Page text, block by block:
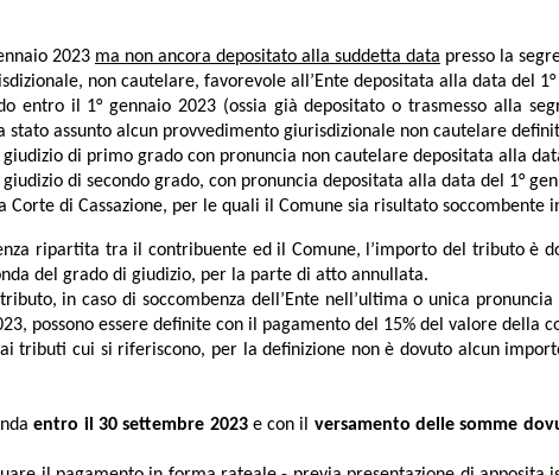
2023 ma non ancora depositato alla suddetta data presso la
non cautelare, favorevole all’Ente depositata alla data del 1°
entro il 1° gennaio 2023 (ossia già depositato o trasmesso alla
assunto alcun provvedimento giurisdizionale non cautelare
di primo grado con pronuncia non cautelare depositata alla
di secondo grado, con pronuncia depositata alla data del 1°
di Cassazione, per le quali il Comune sia risultato
ripartita tra il contribuente ed il Comune, l’importo del tributo
del grado di giudizio, per la parte di atto annullata.
in caso di soccombenza dell’Ente nell’ultima o unica
possono essere definite con il pagamento del 15% del valore della
tributi cui si riferiscono, per la definizione non è dovuto alcun
entro il 30 settembre 2023e con il versamento delle somme